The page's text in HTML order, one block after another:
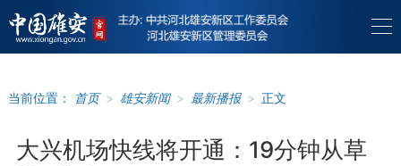
当前位置： 首页 > 雄安新闻 > 最新播报 > 正文
大兴机场快线将开通：19分钟从草